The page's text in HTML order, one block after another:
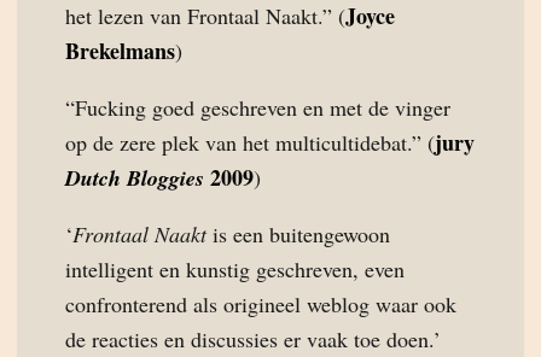
het lezen van Frontaal Naakt.” (Joyce
Brekelmans)
“Fucking goed geschreven en met de vinger
op de zere plek van het multicultidebat.” (jury
Dutch Bloggies 2009)
‘Frontaal Naaktis een buitengewoon
intelligent en kunstig geschreven, even
confronterend als origineel weblog waar ook
de reacties en discussies er vaak toe doen.’